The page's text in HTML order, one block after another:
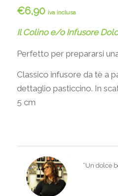
€6,90 iva inclusa
Il Colino e/o Infusore
Perfetto per prepararsi
Classico infusore da tè a
dettaglio pasticcino. In
5 cm
“Un dolce